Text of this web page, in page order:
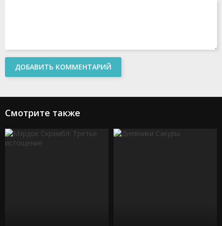
ДОБАВИТЬ КОММЕНТАРИЙ
Смотрите также